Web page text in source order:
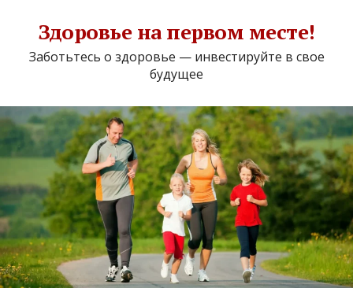
Здоровье на первом месте!
Заботьтесь о здоровье — инвестируйте в свое
будущее